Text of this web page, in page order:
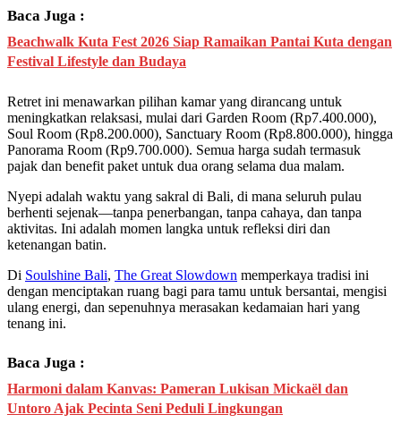
Baca Juga :
Beachwalk Kuta Fest 2026 Siap Ramaikan Pantai Kuta dengan
Festival Lifestyle dan Budaya
Retret ini menawarkan pilihan kamar yang dirancang untuk
meningkatkan relaksasi, mulai dari Garden Room (Rp7.400.000),
Soul Room (Rp8.200.000), Sanctuary Room (Rp8.800.000), hingga
Panorama Room (Rp9.700.000). Semua harga sudah termasuk
pajak dan benefit paket untuk dua orang selama dua malam.
Nyepi adalah waktu yang sakral di Bali, di mana seluruh pulau
berhenti sejenak—tanpa penerbangan, tanpa cahaya, dan tanpa
aktivitas. Ini adalah momen langka untuk refleksi diri dan
ketenangan batin.
Di Soulshine Bali, The Great Slowdown memperkaya tradisi ini
dengan menciptakan ruang bagi para tamu untuk bersantai, mengisi
ulang energi, dan sepenuhnya merasakan kedamaian hari yang
tenang ini.
Baca Juga :
Harmoni dalam Kanvas: Pameran Lukisan Mickaël dan
Untoro Ajak Pecinta Seni Peduli Lingkungan